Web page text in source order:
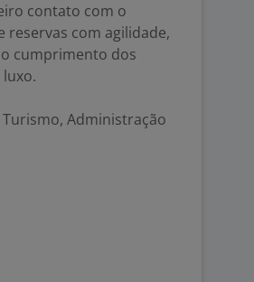
contato com o
com agilidade,
cumprimento dos
Administração